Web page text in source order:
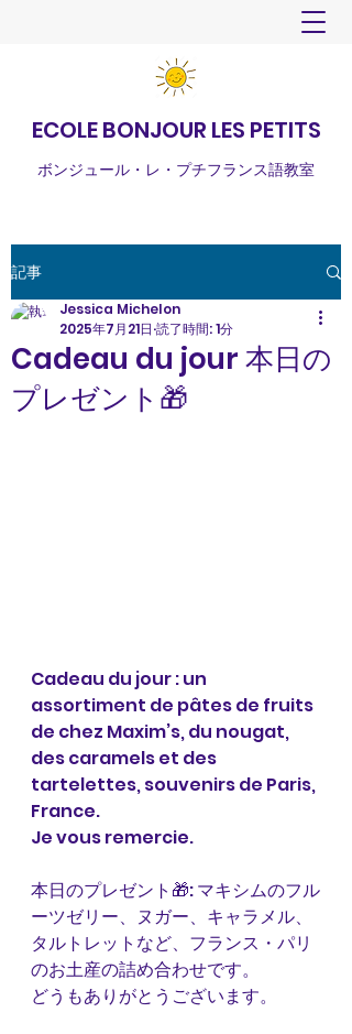
ECOLE BONJOUR LES PETITS
ボンジュール・レ・プチフランス語教室
記事
Cadeau du jour 本日の
プレゼント🎁
Jessica Michelon
2025年7月21日 読了時間: 1分
Cadeau du jour : un
assortiment de pâtes de fruits
de chez Maxim’s, du nougat,
des caramels et des
tartelettes, souvenirs de Paris,
France.
Je vous remercie.
本日のプレゼント🎁: マキシムのフル
ーツゼリー、ヌガー、キャラメル、
タルトレットなど、フランス・パリ
のお土産の詰め合わせです。
どうもありがとうございます。